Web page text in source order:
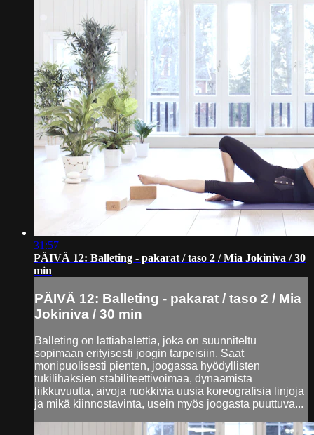
31:57
PÄIVÄ 12: Balleting - pakarat / taso 2 / Mia Jokiniva / 30
min
PÄIVÄ 12: Balleting - pakarat / taso 2 / Mia
Jokiniva / 30 min
Balleting on lattiabalettia, joka on suunniteltu
sopimaan erityisesti joogin tarpeisiin. Saat
monipuolisesti pienten, joogassa hyödyllisten
tukilihaksien stabiliteettivoimaa, dynaamista
liikkuvuutta, aivoja ruokkivia uusia koreografisia linjoja
ja mikä kiinnostavinta, usein myös joogasta puuttuva...